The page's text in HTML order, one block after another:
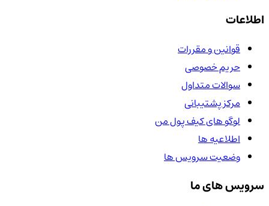
اطلاعات
قوانین و مقررات
حریم خصوصی
سوالات متداول
مرکز پشتیبانی
لوگو های کیف پول من
اطلاعیه ها
وضعیت سرویس ها
سرویس های ما